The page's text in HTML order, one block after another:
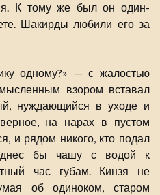
К тому же был он один-
Шакирды любили его за
одному?» — с жалостью
взором вставал
нуждающийся в уходе и
на нарах в пустом
и рядом никого, кто подал
бы чашу с водой к
час губам. Кинзя не
об одиноком, старом